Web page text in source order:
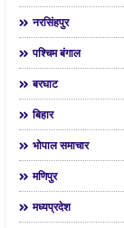
नरसिंहपुर
पश्चिम बंगाल
बरघाट
बिहार
भोपाल समाचार
मणिपुर
मध्यप्रदेश